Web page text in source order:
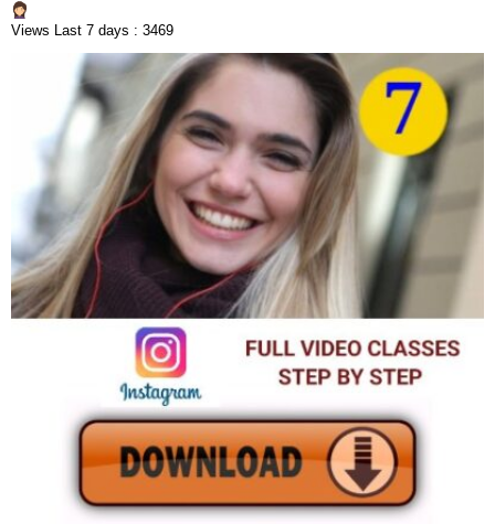
Views Last 7 days : 3469